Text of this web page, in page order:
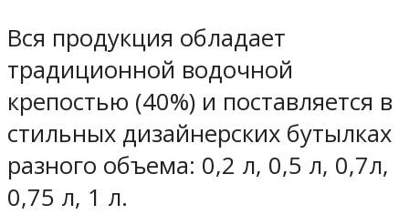
Вся продукция обладает
традиционной водочной
крепостью (40%) и поставляется в
стильных дизайнерских бутылках
разного объема: 0,2 л, 0,5 л, 0,7л,
0,75 л, 1 л.